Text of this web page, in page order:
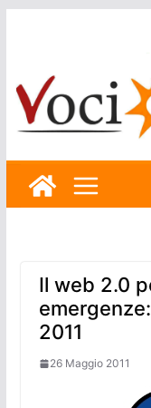
Il web 2.0
2011
26 Maggio 2011